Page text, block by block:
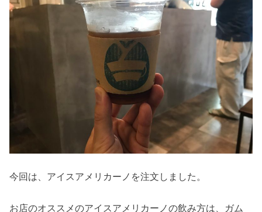
今回は、アイスアメリカーノを注文しました。
お店のオススメのアイスアメリカーノの飲み方は、ガム